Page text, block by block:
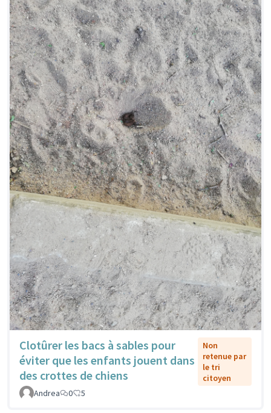
Clotûrer les bacs à sables pour
éviter que les enfants jouent dans
des crottes de chiens
Non
retenue par
le tri
citoyen
Andrea
0 5